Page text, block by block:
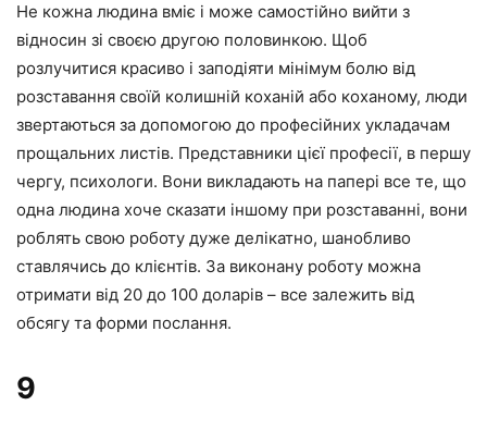
Не кожна людина вміє і може самостійно вийти з
відносин зі своєю другою половинкою. Щоб
розлучитися красиво і заподіяти мінімум болю від
розставання своїй колишній коханій або коханому, люди
звертаються за допомогою до професійних укладачам
прощальних листів. Представники цієї професії, в першу
чергу, психологи. Вони викладають на папері все те, що
одна людина хоче сказати іншому при розставанні, вони
роблять свою роботу дуже делікатно, шанобливо
ставлячись до клієнтів. За виконану роботу можна
отримати від 20 до 100 доларів – все залежить від
обсягу та форми послання.
9